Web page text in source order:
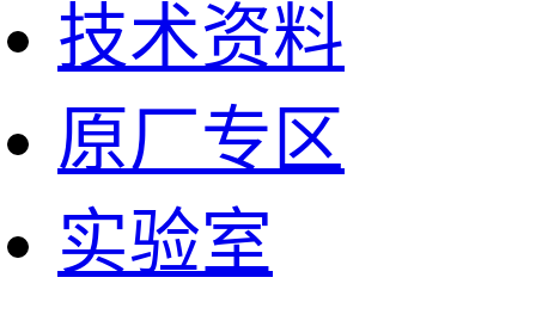
技术资料
原厂专区
实验室